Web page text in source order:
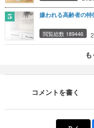
嫌われる高齢者の特
閲覧総数 189446
コメントを書く